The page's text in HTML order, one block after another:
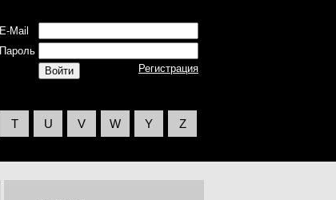
E-Mail
Пароль
Регистрация
T U V W Y Z